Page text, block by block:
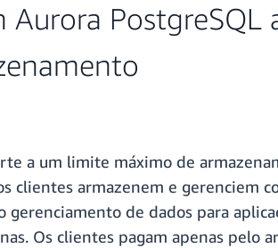
PostgreSQL
a um limite máximo de
armazenem e gerenciem
de dados para
Os clientes pagam apenas pelo